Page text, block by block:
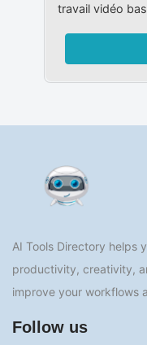
travail vidéo
AI Tools Directory helps
productivity, creativity,
improve your workflows
Follow us